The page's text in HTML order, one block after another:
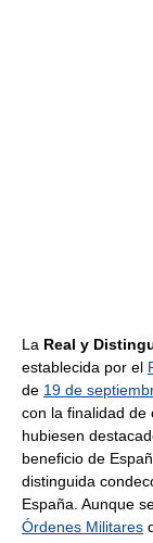
La Real y
establecida por el
de 19 de
con la finalidad de
hubiesen
beneficio de
distinguida
España. Aunque
Órdenes Militares